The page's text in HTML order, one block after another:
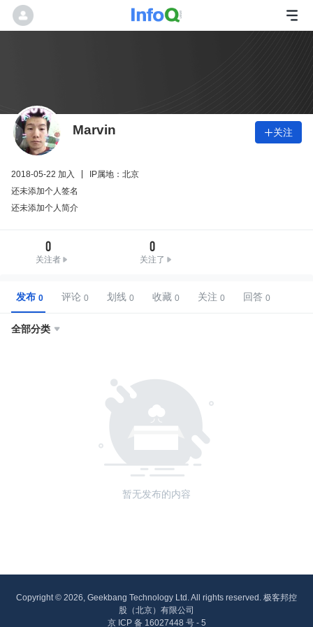
Marvin 关注
2018-05-22 加入
IP属地：北京
还未添加个人签名
还未添加个人简介
0
关注者
0
关注了
发布 评论 划线 收藏 关注 回答
全部分类 
暂无发布的内容
Copyright © 2026, Geekbang Technology Ltd. All rights reserved. 极客邦控
股（北京）有限公司
京 ICP 备 16027448 号 - 5